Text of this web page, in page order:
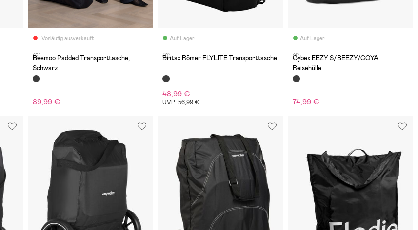
Vorläufig ausverkauft
(5)
Beemoo Padded Transporttasche,
Schwarz
89,99 €
Auf Lager
(0)
Britax Römer FLYLITE Transporttasche
48,99 €
UVP: 56,99 €
Auf Lager
(1)
Cybex EEZY S/BEEZY/COYA
Reisehülle
74,99 €